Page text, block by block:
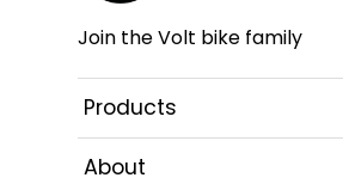
Join the Volt bike family
Products
About